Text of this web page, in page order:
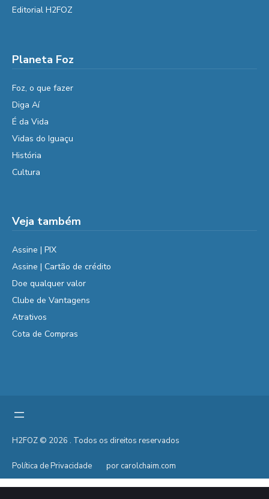
Editorial H2FOZ
Planeta Foz
Foz, o que fazer
Diga Aí
É da Vida
Vidas do Iguaçu
História
Cultura
Veja também
Assine | PIX
Assine | Cartão de crédito
Doe qualquer valor
Clube de Vantagens
Atrativos
Cota de Compras
H2FOZ © 2026 . Todos os direitos reservados
Política de Privacidade por carolchaim.com